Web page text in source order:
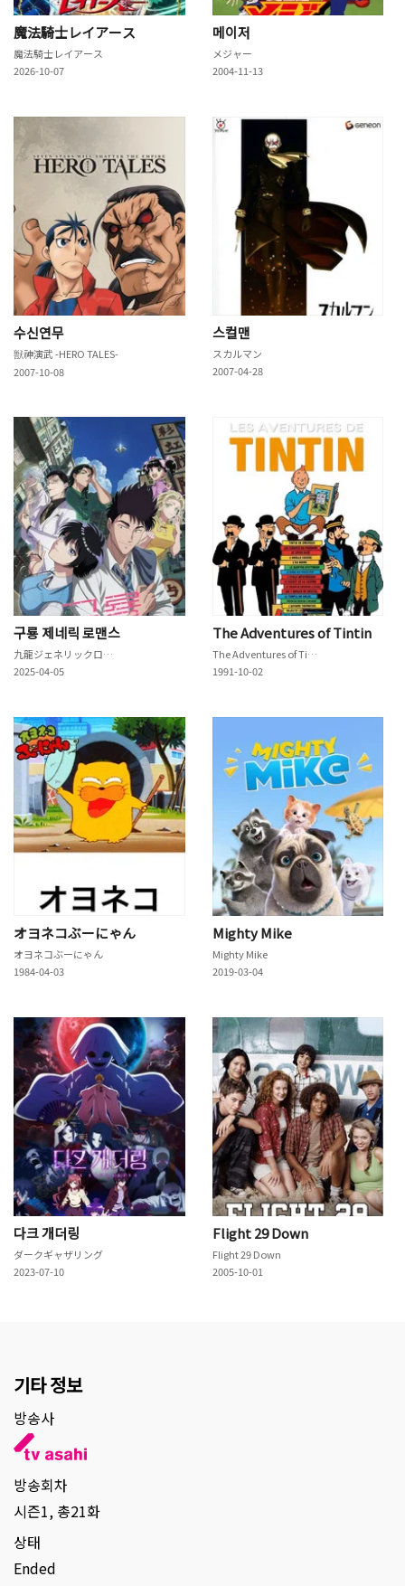
魔法騎士レイアース
魔法騎士レイアース
2026-10-07
메이저
メジャー
2004-11-13
수신연무
獣神演武 -HERO TALES-
2007-10-08
스컬맨
スカルマン
2007-04-28
구룡 제네릭 로맨스
九龍ジェネリックロマンス
2025-04-05
The Adventures of Tintin
The Adventures of Tintin
1991-10-02
オヨネコぶーにゃん
オヨネコぶーにゃん
1984-04-03
Mighty Mike
Mighty Mike
2019-03-04
다크 개더링
ダークギャザリング
2023-07-10
Flight 29 Down
Flight 29 Down
2005-10-01
기타 정보
방송사
방송회차
시즌1, 총21화
상태
Ended